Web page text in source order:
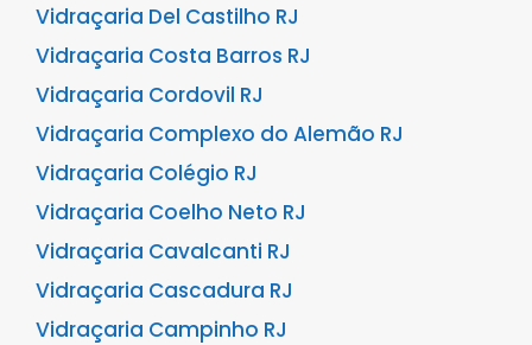
Vidraçaria Del Castilho RJ
Vidraçaria Costa Barros RJ
Vidraçaria Cordovil RJ
Vidraçaria Complexo do Alemão RJ
Vidraçaria Colégio RJ
Vidraçaria Coelho Neto RJ
Vidraçaria Cavalcanti RJ
Vidraçaria Cascadura RJ
Vidraçaria Campinho RJ